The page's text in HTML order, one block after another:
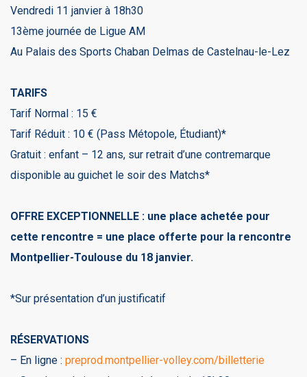
Vendredi 11 janvier à 18h30
13ème journée de Ligue AM
Au Palais des Sports Chaban Delmas de Castelnau-le-Lez
TARIFS
Tarif Normal : 15 €
Tarif Réduit : 10 € (Pass Métopole, Étudiant)*
Gratuit : enfant – 12 ans, sur retrait d’une contremarque
disponible au guichet le soir des Matchs*
OFFRE EXCEPTIONNELLE : une place achetée pour
cette rencontre = une place offerte pour la rencontre
Montpellier-Toulouse du 18 janvier.
*Sur présentation d’un justificatif
RÉSERVATIONS
– En ligne : preprod.montpellier-volley.com/billetterie